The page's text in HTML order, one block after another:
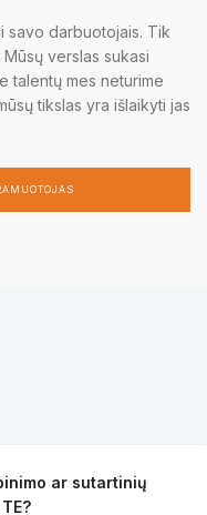
savo darbuotojais. Tik
verslas sukasi
talentų mes neturime
tikslas yra išlaikyti jas
ar sutartinių